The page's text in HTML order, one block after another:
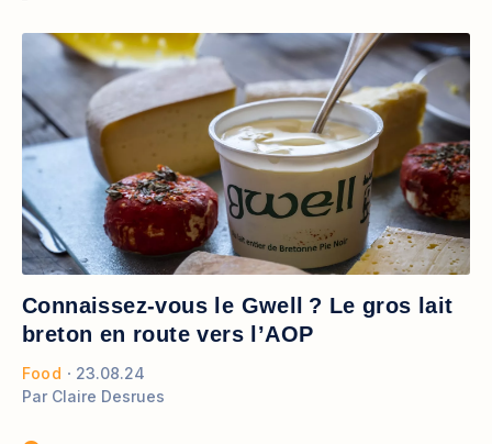
Connaissez-vous le Gwell ? Le gros lait
breton en route vers l’AOP
Food
23.08.24
Par Claire Desrues